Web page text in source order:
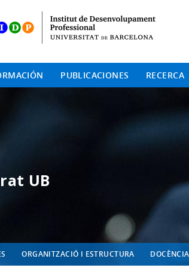
PUBLICACIONES RECERCA
UB
ORGANITZACIÓ I ESTRUCTURA DOCÈNCIA